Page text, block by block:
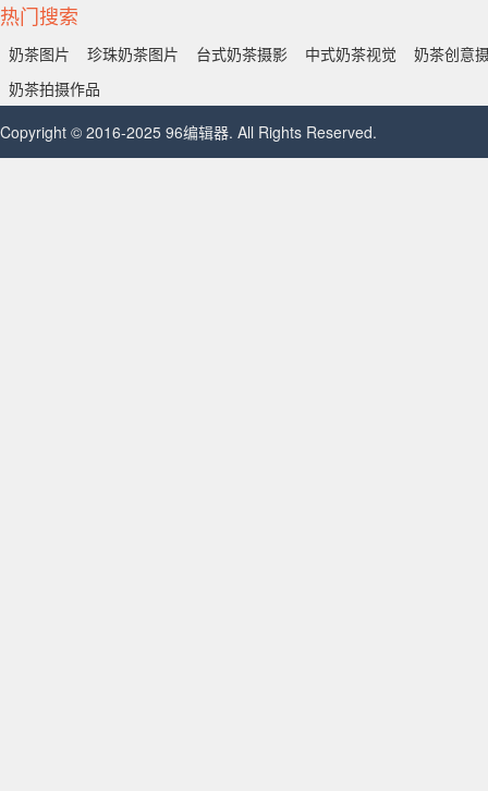
热门搜索
奶茶图片 珍珠奶茶图片 台式奶茶摄影 中式奶茶视觉
奶茶创意
奶茶拍摄作品
Copyright © 2016-2025 96编辑器. All Rights Reserved.